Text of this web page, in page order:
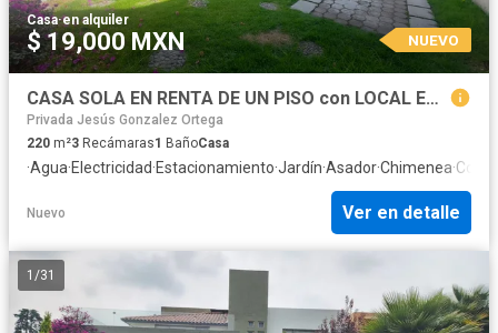
Casa·en alquiler
$ 19,000 MXN NUEVO
CASA SOLA EN RENTA DE UN PISO con LOCAL EN STA ANA TLAPALTITLAN TOLUCA
Privada Jesús Gonzalez Ortega
220 m²3 Recámaras1 BañoCasa
·Agua·Electricidad·Estacionamiento·Jardín·Asador·Chimenea·
Nuevo Ver en detalle
1 /31